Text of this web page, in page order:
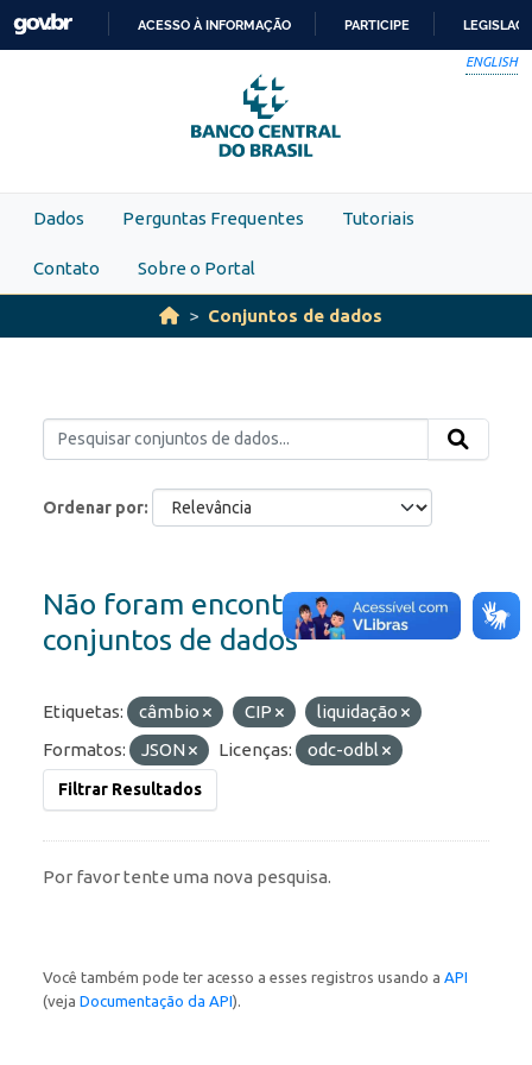
Skip to main content
PARA
O
CONTEÚDO
ACESSO À INFORMAÇÃO PARTICIPE
ENGLISH
Dados Perguntas Frequentes Tutoriais
Contato Sobre o Portal
Conjuntos de dados
Ordenar por
Não foram encontrados
conjuntos de dados
Etiquetas: câmbio CIP
liquidação
Formatos:
JSON Licenças: odc-odbl
Filtrar Resultados
Por favor tente uma nova pesquisa.
Você também pode ter acesso a esses registros usando a API
(veja Documentação da API).